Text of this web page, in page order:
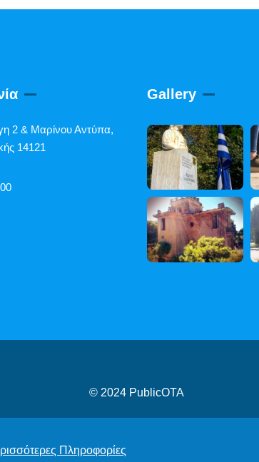
2 & Μαρίνου Αντύπα,
14121
Gallery
© 2024 PublicOTA
Πληροφορίες